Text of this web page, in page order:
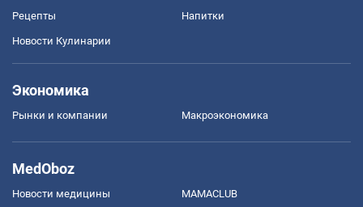
Рецепты Напитки
Новости Кулинарии
Экономика
Рынки и компании Mакроэкономика
MedOboz
Новости медицины MAMACLUB